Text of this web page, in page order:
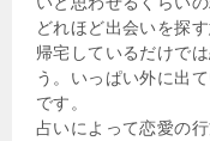
どれほど出会いを探
帰宅しているだけで
う。いっぱい外に出
です。
占いによって恋愛の